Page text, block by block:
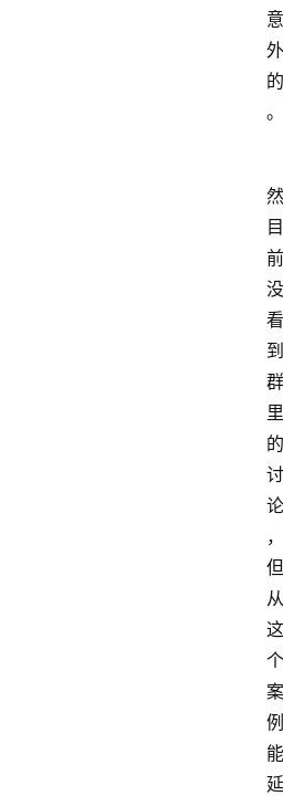
意
外
的
。
然
目
前
没
看
到
群
里
的
讨
论
，
但
从
这
个
案
例
能
延